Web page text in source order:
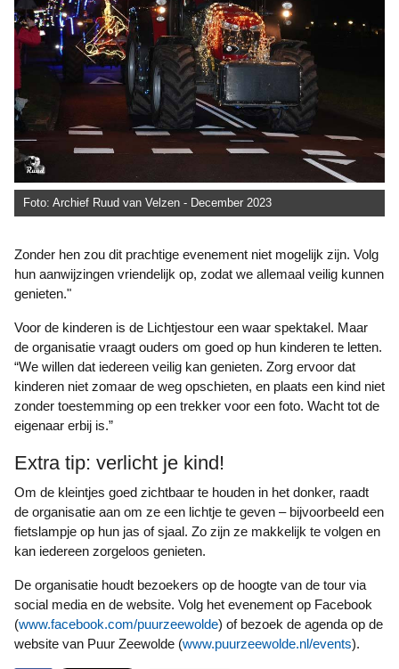
Foto: Archief Ruud van Velzen - December 2023
Zonder hen zou dit prachtige evenement niet mogelijk zijn. Volg
hun aanwijzingen vriendelijk op, zodat we allemaal veilig kunnen
genieten."
Voor de kinderen is de Lichtjestour een waar spektakel. Maar
de organisatie vraagt ouders om goed op hun kinderen te letten.
“We willen dat iedereen veilig kan genieten. Zorg ervoor dat
kinderen niet zomaar de weg opschieten, en plaats een kind niet
zonder toestemming op een trekker voor een foto. Wacht tot de
eigenaar erbij is.”
Extra tip: verlicht je kind!
Om de kleintjes goed zichtbaar te houden in het donker, raadt
de organisatie aan om ze een lichtje te geven – bijvoorbeeld een
fietslampje op hun jas of sjaal. Zo zijn ze makkelijk te volgen en
kan iedereen zorgeloos genieten.
De organisatie houdt bezoekers op de hoogte van de tour via
social media en de website. Volg het evenement op Facebook
(www.facebook.com/puurzeewolde) of bezoek de agenda op de
website van Puur Zeewolde (www.puurzeewolde.nl/events).